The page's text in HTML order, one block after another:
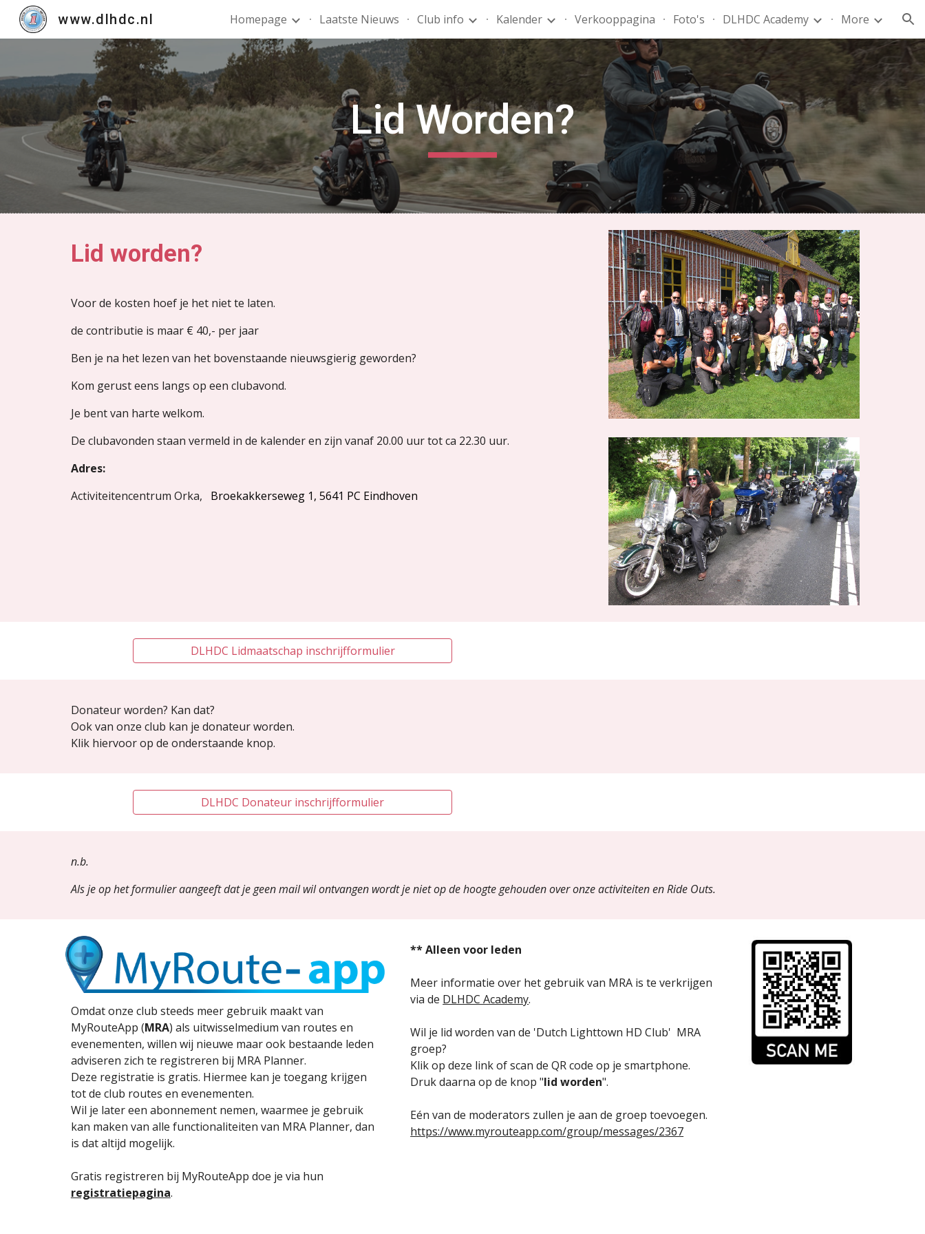
Skip to main content Skip to navigation
www.dlhdc.nl Homepage Laatste Nieuws Club info Kalender Verkooppagina Foto's DLHDC Academy More
Lid Worden?
Lid worden?
Voor de kosten hoef je het niet te laten.
de contributie is maar € 40,- per jaar
Ben je na het lezen van het bovenstaande nieuwsgierig geworden?
Kom gerust eens langs op een clubavond.
Je bent van harte welkom.
De clubavonden staan vermeld in de kalender en zijn vanaf 20.00 uur tot ca 22.30 uur.
Adres:
Activiteitencentrum Orka, Broekakkerseweg 1, 5641 PC Eindhoven
DLHDC Lidmaatschap inschrijfformulier
Donateur worden? Kan dat?
Ook van onze club kan je donateur worden.
Klik hiervoor op de onderstaande knop.
DLHDC Donateur inschrijfformulier
n.b.
Als je op het formulier aangeeft dat je geen mail wil ontvangen wordt je niet op de hoogte gehouden over onze activiteiten en Ride Outs.
Omdat onze club steeds meer gebruik maakt van
MyRouteApp (MRA) als uitwisselmedium van routes en
evenementen, willen wij nieuwe maar ook bestaande leden
adviseren zich te registreren bij MRA Planner.
Deze registratie is gratis. Hiermee kan je toegang krijgen
tot de club routes en evenementen.
Wil je later een abonnement nemen, waarmee je gebruik
kan maken van alle functionaliteiten van MRA Planner, dan
is dat altijd mogelijk.
Gratis registreren bij MyRouteApp doe je via hun
registratiepagina.
** Alleen voor leden
Meer informatie over het gebruik van MRA is te verkrijgen
via de DLHDC Academy.
Wil je lid worden van de 'Dutch Lighttown HD Club' MRA
groep?
Klik op deze link of scan de QR code op je smartphone.
Druk daarna op de knop "lid worden".
Eén van de moderators zullen je aan de groep toevoegen.
https://www.myrouteapp.com/group/messages/2367